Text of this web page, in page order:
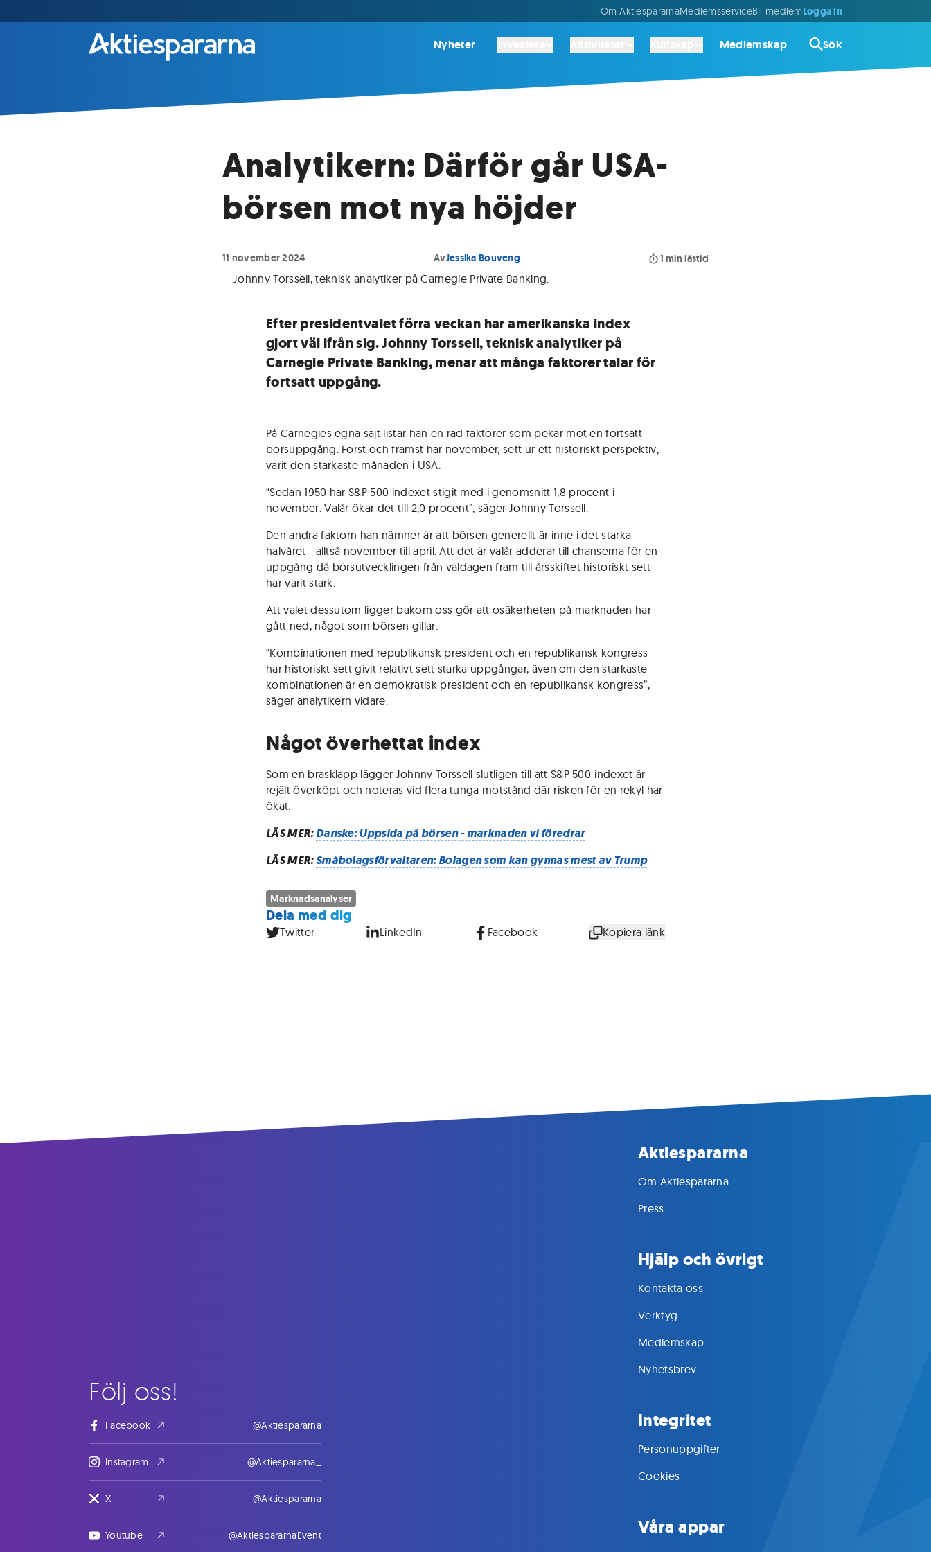
Om AktiespararnaMedlemsserviceBli medlemLogga in
Nyheter Medlemskap Sök
Analytikern: Därför går USA-
börsen mot nya höjder
11 november 2024 AvJessika Bouveng 1 min lästid
Johnny Torssell, teknisk analytiker på Carnegie Private Banking.
Efter presidentvalet förra veckan har amerikanska index
gjort väl ifrån sig. Johnny Torssell, teknisk analytiker på
Carnegie Private Banking, menar att många faktorer talar för
fortsatt uppgång.
På Carnegies egna sajt listar han en rad faktorer som pekar mot en fortsatt
börsuppgång. Först och främst har november, sett ur ett historiskt perspektiv,
varit den starkaste månaden i USA.
“Sedan 1950 har S&P 500 indexet stigit med i genomsnitt 1,8 procent i
november. Valår ökar det till 2,0 procent”, säger Johnny Torssell.
Den andra faktorn han nämner är att börsen generellt är inne i det starka
halvåret - alltså november till april. Att det är valår adderar till chanserna för en
uppgång då börsutvecklingen från valdagen fram till årsskiftet historiskt sett
har varit stark.
Att valet dessutom ligger bakom oss gör att osäkerheten på marknaden har
gått ned, något som börsen gillar.
“Kombinationen med republikansk president och en republikansk kongress
har historiskt sett givit relativt sett starka uppgångar, även om den starkaste
kombinationen är en demokratisk president och en republikansk kongress”,
säger analytikern vidare.
Något överhettat index
Som en brasklapp lägger Johnny Torssell slutligen till att S&P 500-indexet är
rejält överköpt och noteras vid flera tunga motstånd där risken för en rekyl har
ökat.
LÄS MER:Danske: Uppsida på börsen - marknaden vi föredrar
LÄS MER:Småbolagsförvaltaren: Bolagen som kan gynnas mest av Trump
Marknadsanalyser
Dela med dig
Twitter LinkedIn Facebook Kopiera länk
Följ oss!
Facebook @Aktiespararna
Instagram @Aktiespararna_
X @Aktiespararna
Youtube @AktiespararnaEvent
Aktiespararna
Om Aktiespararna
Press
Hjälp och övrigt
Kontakta oss
Verktyg
Medlemskap
Nyhetsbrev
Integritet
Personuppgifter
Cookies
Våra appar